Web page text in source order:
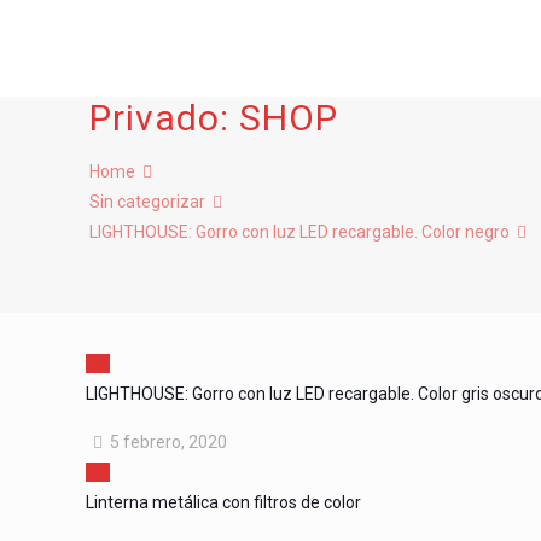
Privado: SHOP
Home
Sin categorizar
LIGHTHOUSE: Gorro con luz LED recargable. Color negro
LIGHTHOUSE: Gorro con luz LED recargable. Color gris
5 febrero, 2020
Linterna metálica con filtros de color